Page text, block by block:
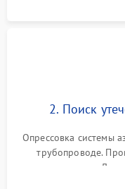
2. Поиск
Опрессовка системы
трубопроводе.
течеискателем.
продувка